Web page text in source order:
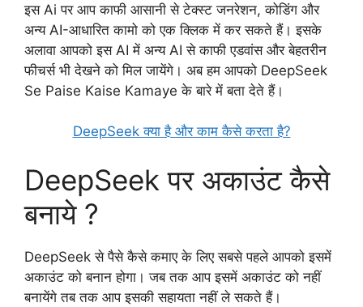
इस Ai पर आप काफी आसानी से टेक्स्ट जनरेशन, कोडिंग और
अन्य AI-आधारित कामो को एक क्लिक में कर सकते हैं। इसके
अलावा आपको इस AI में अन्य AI से काफी एडवांस और बेहतरीन
फीचर्स भी देखने को मिल जायेंगे। अब हम आपको DeepSeek
Se Paise Kaise Kamaye के बारे में बता देते हैं।
DeepSeek क्या है और काम कैसे करता है?
DeepSeek पर अकाउंट कैसे
बनाये ?
DeepSeek से पैसे कैसे कमाए के लिए सबसे पहले आपको इसमें
अकाउंट को बनान होगा। जब तक आप इसमें अकाउंट को नहीं
बनायेंगे तब तक आप इसकी सहायता नहीं ले सकते हैं।